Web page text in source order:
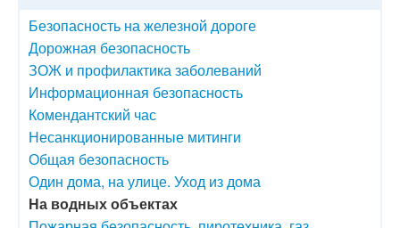
Безопасность на железной дороге
Дорожная безопасность
ЗОЖ и профилактика заболеваний
Информационная безопасность
Комендантский час
Несанкционированные митинги
Общая безопасность
Один дома, на улице. Уход из дома
На водных объектах